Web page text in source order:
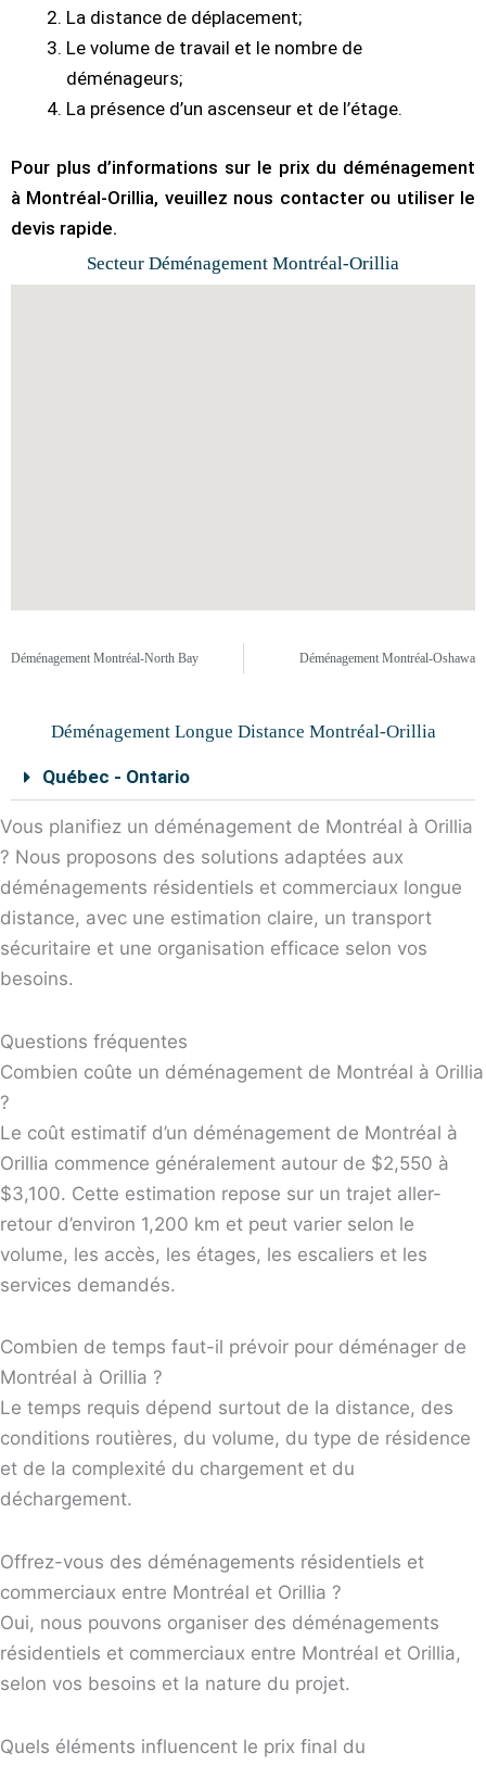
La distance de déplacement;
Le volume de travail et le nombre de
déménageurs;
La présence d’un ascenseur et de l’étage.
Pour plus d’informations sur le prix du déménagement
à Montréal-Orillia, veuillez nous contacter ou utiliser le
devis rapide.
Secteur Déménagement Montréal-Orillia
Déménagement Montréal-North Bay Déménagement Montréal-Oshawa
Déménagement Longue Distance Montréal-Orillia
Québec - Ontario
Vous planifiez un déménagement de Montréal à Orillia
? Nous proposons des solutions adaptées aux
déménagements résidentiels et commerciaux longue
distance, avec une estimation claire, un transport
sécuritaire et une organisation efficace selon vos
besoins.
Questions fréquentes
Combien coûte un déménagement de Montréal à Orillia
?
Le coût estimatif d’un déménagement de Montréal à
Orillia commence généralement autour de $2,550 à
$3,100. Cette estimation repose sur un trajet aller-
retour d’environ 1,200 km et peut varier selon le
volume, les accès, les étages, les escaliers et les
services demandés.
Combien de temps faut-il prévoir pour déménager de
Montréal à Orillia ?
Le temps requis dépend surtout de la distance, des
conditions routières, du volume, du type de résidence
et de la complexité du chargement et du
déchargement.
Offrez-vous des déménagements résidentiels et
commerciaux entre Montréal et Orillia ?
Oui, nous pouvons organiser des déménagements
résidentiels et commerciaux entre Montréal et Orillia,
selon vos besoins et la nature du projet.
Quels éléments influencent le prix final du